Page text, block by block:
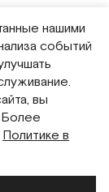
нашими
событий
вы
Более
Политике в